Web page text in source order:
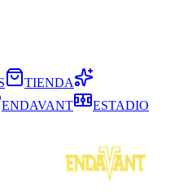
TIENDA
ENDAVANT
ESTADIO